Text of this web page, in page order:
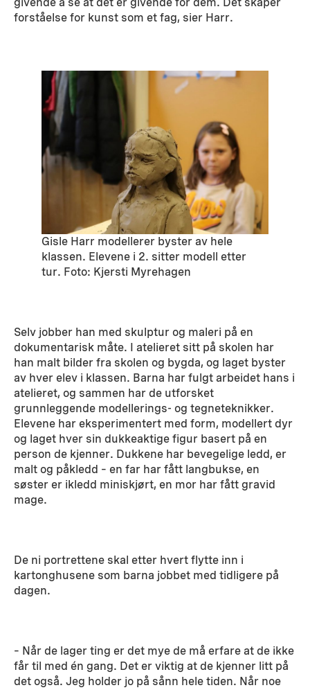
forståelse for kunst som et fag, sier Harr.
Gisle Harr modellerer byster av hele
klassen. Elevene i 2. sitter modell etter
tur. Foto: Kjersti Myrehagen
Selv jobber han med skulptur og maleri på en
dokumentarisk måte. I atelieret sitt på skolen har
han malt bilder fra skolen og bygda, og laget byster
av hver elev i klassen. Barna har fulgt arbeidet hans i
atelieret, og sammen har de utforsket
grunnleggende modellerings- og tegneteknikker.
Elevene har eksperimentert med form, modellert dyr
og laget hver sin dukkeaktige figur basert på en
person de kjenner. Dukkene har bevegelige ledd, er
malt og påkledd – en far har fått langbukse, en
søster er ikledd miniskjørt, en mor har fått gravid
mage.
De ni portrettene skal etter hvert flytte inn i
kartonghusene som barna jobbet med tidligere på
dagen.
– Når de lager ting er det mye de må erfare at de ikke
får til med én gang. Det er viktig at de kjenner litt på
det også. Jeg holder jo på sånn hele tiden. Når noe